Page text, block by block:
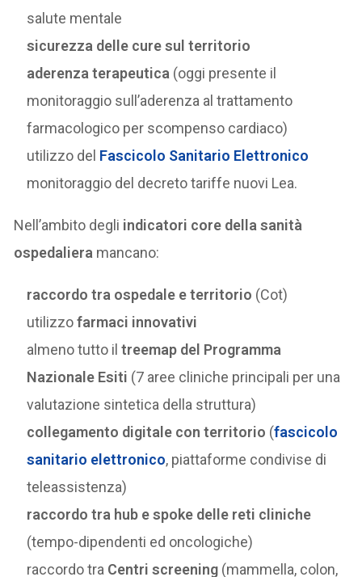
salute mentale
sicurezza delle cure sul territorio
aderenza terapeutica (oggi presente il
monitoraggio sull’aderenza al trattamento
farmacologico per scompenso cardiaco)
utilizzo del Fascicolo Sanitario Elettronico
monitoraggio del decreto tariffe nuovi Lea.
Nell’ambito degli indicatori core della sanità
ospedaliera mancano:
raccordo tra ospedale e territorio (Cot)
utilizzofarmaci innovativi
almeno tutto iltreemap del Programma
Nazionale Esiti (7 aree cliniche principali per una
valutazione sintetica della struttura)
collegamento digitale con territorio (fascicolo
sanitario elettronico, piattaforme condivise di
teleassistenza)
raccordo tra hub e spoke delle reti cliniche
(tempo-dipendenti ed oncologiche)
raccordo tra Centri screening (mammella, colon,